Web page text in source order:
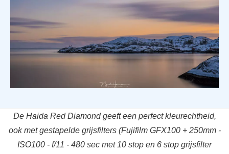
De Haida Red Diamond geeft een perfect kleurechtheid,
ook met gestapelde grijsfilters (Fujifilm GFX100 + 250mm -
ISO100 - f/11 - 480 sec met 10 stop en 6 stop grijsfilter